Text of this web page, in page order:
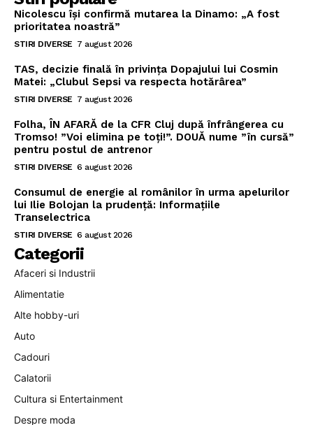
Nicolescu își confirmă mutarea la Dinamo: „A fost
prioritatea noastră”
STIRI DIVERSE 7 august 2026
TAS, decizie finală în privința Dopajului lui Cosmin
Matei: „Clubul Sepsi va respecta hotărârea”
STIRI DIVERSE 7 august 2026
Folha, ÎN AFARĂ de la CFR Cluj după înfrângerea cu
Tromso! ”Voi elimina pe toți!”. DOUĂ nume ”în cursă”
pentru postul de antrenor
STIRI DIVERSE 6 august 2026
Consumul de energie al românilor în urma apelurilor
lui Ilie Bolojan la prudență: Informațiile
Transelectrica
STIRI DIVERSE 6 august 2026
Categorii
Afaceri si Industrii
Alimentatie
Alte hobby-uri
Auto
Cadouri
Calatorii
Cultura si Entertainment
Despre moda